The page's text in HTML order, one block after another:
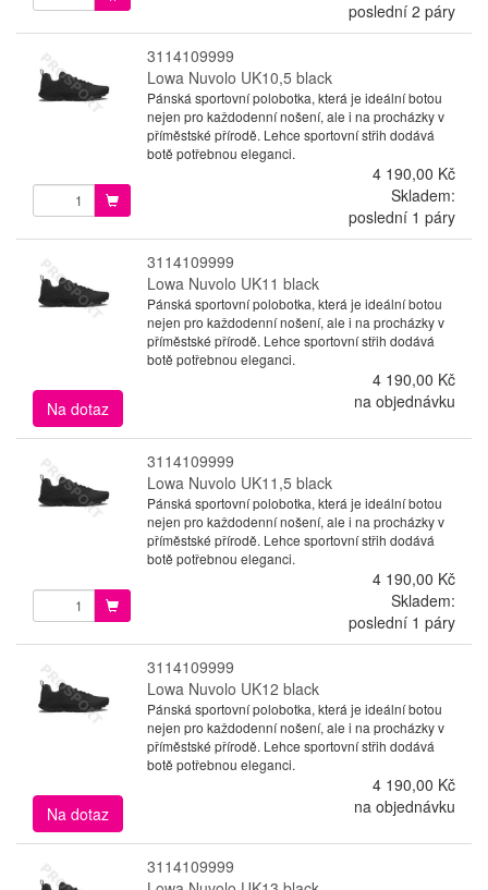
poslední 2 páry
3114109999
Lowa Nuvolo UK10,5 black
Pánská sportovní polobotka, která je ideální botou
nejen pro každodenní nošení, ale i na procházky v
příměstské přírodě. Lehce sportovní střih dodává
botě potřebnou eleganci.
4 190,00 Kč
Skladem:
poslední 1 páry
3114109999
Lowa Nuvolo UK11 black
Pánská sportovní polobotka, která je ideální botou
nejen pro každodenní nošení, ale i na procházky v
příměstské přírodě. Lehce sportovní střih dodává
botě potřebnou eleganci.
4 190,00 Kč
Na dotaz
na objednávku
3114109999
Lowa Nuvolo UK11,5 black
Pánská sportovní polobotka, která je ideální botou
nejen pro každodenní nošení, ale i na procházky v
příměstské přírodě. Lehce sportovní střih dodává
botě potřebnou eleganci.
4 190,00 Kč
Skladem:
poslední 1 páry
3114109999
Lowa Nuvolo UK12 black
Pánská sportovní polobotka, která je ideální botou
nejen pro každodenní nošení, ale i na procházky v
příměstské přírodě. Lehce sportovní střih dodává
botě potřebnou eleganci.
4 190,00 Kč
Na dotaz
na objednávku
3114109999